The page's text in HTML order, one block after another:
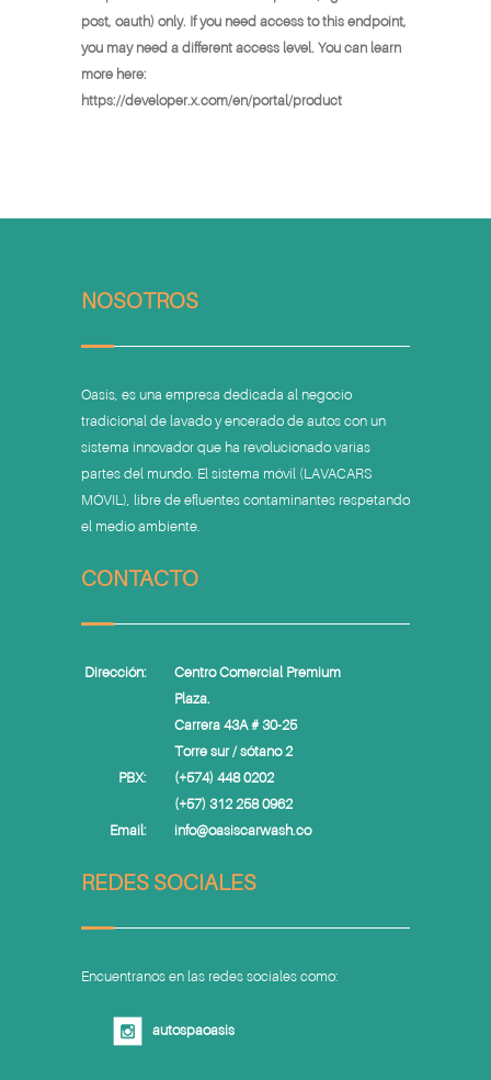
post, oauth) only. If you need access to this endpoint,
you may need a different access level. You can learn
more here:
https://developer.x.com/en/portal/product
NOSOTROS
Oasis, es una empresa dedicada al negocio
tradicional de lavado y encerado de autos con un
sistema innovador que ha revolucionado varias
partes del mundo. El sistema móvil (LAVACARS
MÓVIL), libre de efluentes contaminantes respetando
el medio ambiente.
CONTACTO
Dirección:
Centro Comercial Premium
Plaza.
Carrera 43A # 30-25
Torre sur / sótano 2
PBX:
(+574) 448 0202
(+57) 312 258 0962
Email:
info@oasiscarwash.co
REDES SOCIALES
Encuentranos en las redes sociales como:
autospaoasis